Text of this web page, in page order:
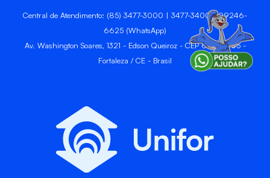
Central de Atendimento: (85) 3477-3000 | 3477-3400 | 99246-
6625 (WhatsApp)
Av. Washington Soares, 1321 - Edson Queiroz - CEP 60811-905 -
Fortaleza / CE - Brasil